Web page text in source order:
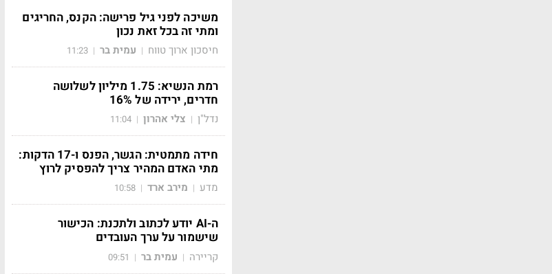
משיכה לפני גיל פרישה: הקנס, החריגים
ומתי זה בכל זאת נכון
חיסכון ארוך טווח | עמית בר |
11:23
רמת הנשיא: 1.75 מיליון לשלושה
חדרים, ירידה של 16%
נדל"ן | צלי אהרון |
11:04
חידה מתמטית: הגשר, הפנס ו-17 הדקות:
מתי האדם המהיר צריך להפסיק לרוץ
מדע | מירב ארד |
10:58
ה-AI יודע לכתוב ולתכנת: הכישור
שישמור על ערך העובדים
קריירה | עמית בר |
09:51